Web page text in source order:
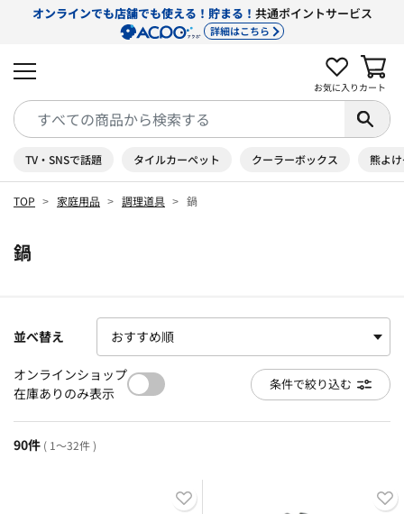
オンラインでも店舗でも使える！貯まる！ 共通ポイントサービス
詳細はこちら
お気に入り カート
TV・SNSで話題 タイルカーペット クーラーボックス 熊よ
TOP 家庭用品 調理道具 鍋
鍋
並べ替え
オンラインショップ
在庫ありのみ表示
条件で絞り込む
90件 ( 1～32件 )